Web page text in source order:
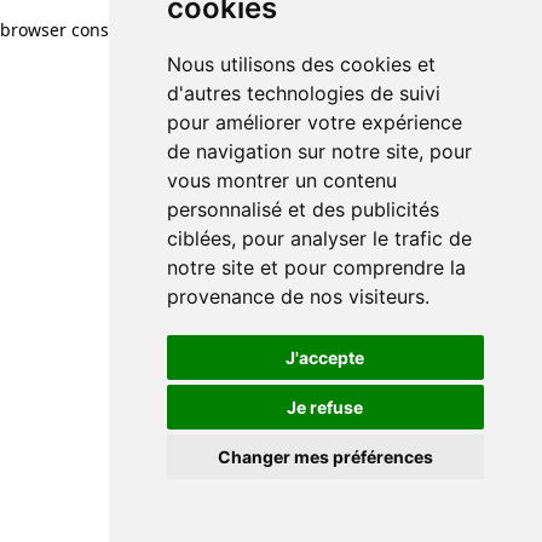
cookies
Nous utilisons des cookies et
d'autres technologies de suivi
pour améliorer votre expérience
de navigation sur notre site, pour
vous montrer un contenu
personnalisé et des publicités
ciblées, pour analyser le trafic de
notre site et pour comprendre la
provenance de nos visiteurs.
J'accepte
Je refuse
Changer mes préférences
browser console for more information)